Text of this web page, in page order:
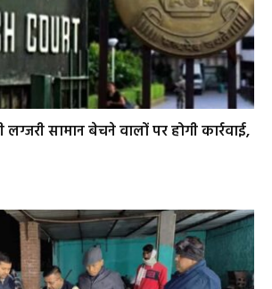
सामान बेचने वालों पर होगी कार्रवाई,